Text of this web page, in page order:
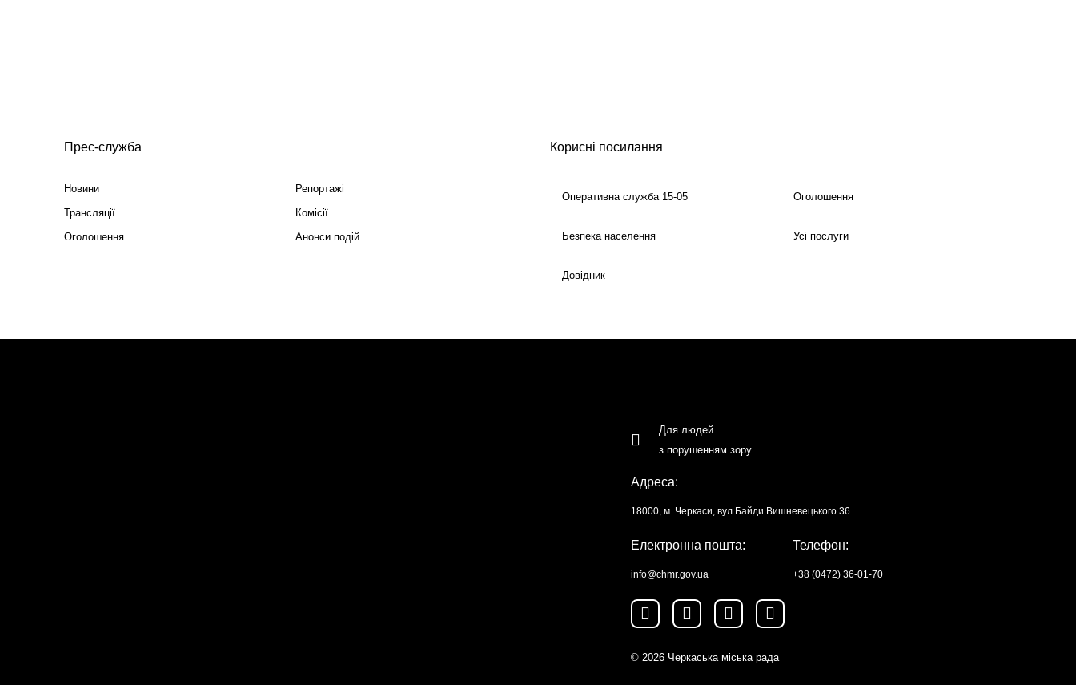
Прес-служба
Новини
Репортажі
Трансляції
Комісії
Оголошення
Анонси подій
Корисні посилання
Оперативна служба 15-05 Оголошення
Безпека населення Усі послуги
Довідник
Для людей
з порушенням зору
Адреса:
18000, м. Черкаси, вул.Байди Вишневецького 36
Електронна пошта:
info@chmr.gov.ua
Телефон:
+38 (0472) 36-01-70
© 2026 Черкаська міська рада